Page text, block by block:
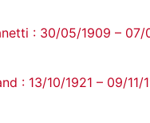
: 30/05/1909 – 07/
: 13/10/1921 – 09/11/